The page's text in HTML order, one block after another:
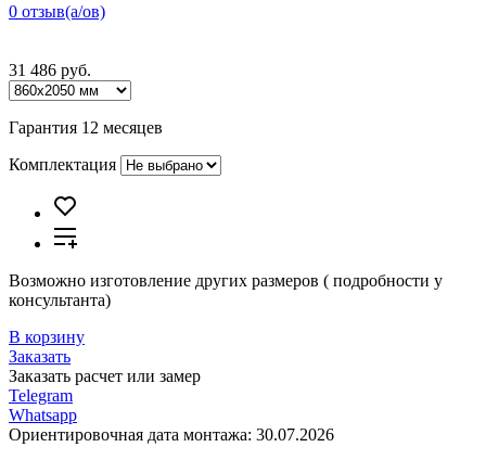
0 отзыв(a/ов)
31 486 руб.
Гарантия 12 месяцев
Комплектация
Возможно изготовление других размеров ( подробности у
консультанта)
В корзину
Заказать
Заказать расчет или замер
Telegram
Whatsapp
Ориентировочная дата монтажа: 30.07.2026